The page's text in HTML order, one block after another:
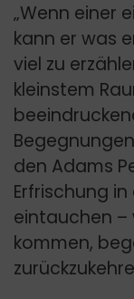
„Wenn einer
kann er was
viel zu
kleinstem
den Adams
Erfrischung
eintauchen –
kommen,